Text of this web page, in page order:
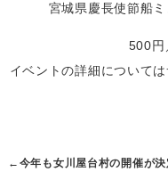
宮城県慶長使節船
500円
イベントの詳細について
← 今年も女川屋台村の開催が決